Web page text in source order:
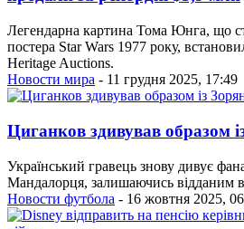
Легендарна картина Тома Юнга, що
постера Star Wars 1977 року,
Heritage Auctions.
Новости мира - 11 грудня 2025, 17:49
Циганков здивував образом
Український гравець знову дивує
Мандалорця, залишаючись відданим
Новости футбола - 16 жовтня 2025,